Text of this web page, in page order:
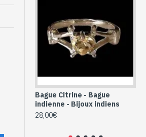
Bague Citrine - Bague
indienne - Bijoux indiens
28,00€